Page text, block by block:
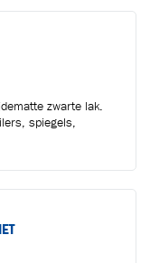
zwarte lak.
spiegels,